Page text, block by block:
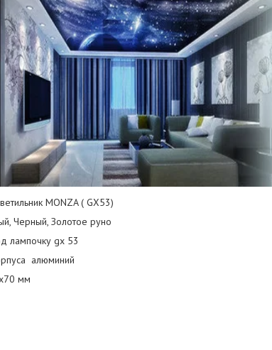
MONZA ( GX53)
Черный, Золотое руно
лампочку gx 53
алюминий
мм